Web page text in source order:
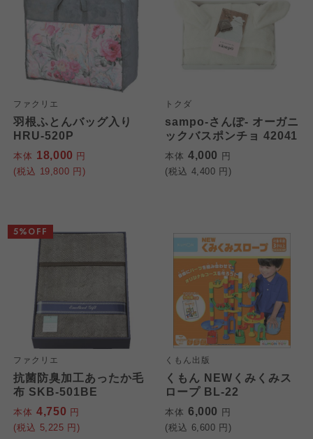
ファクリエ
羽根ふとんバッグ入り
HRU-520P
本体 18,000 円
(税込 19,800 円)
トクダ
sampo-さんぽ- オーガニ
ックバスポンチョ 42041
本体 4,000 円
(税込 4,400 円)
ファクリエ
抗菌防臭加工あったか毛
布 SKB-501BE
本体 4,750 円
(税込 5,225 円)
5%OFF
くもん出版
くもん NEWくみくみス
ロープ BL-22
本体 6,000 円
(税込 6,600 円)